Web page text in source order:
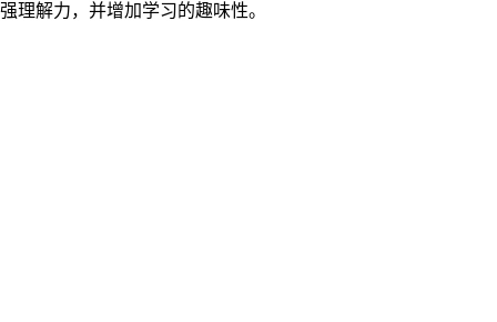
理解力，并增加学习的趣味性。